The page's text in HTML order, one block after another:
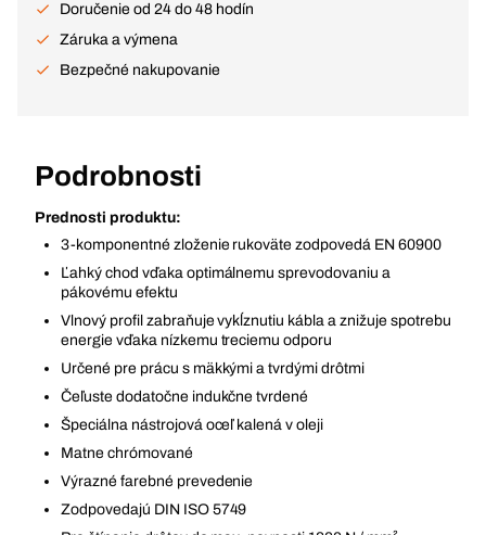
Doručenie od 24 do 48 hodín
Záruka a výmena
Bezpečné nakupovanie
Podrobnosti
Prednosti produktu:
3-komponentné zloženie rukoväte zodpovedá EN 60900
Ľahký chod vďaka optimálnemu sprevodovaniu a
pákovému efektu
Vlnový profil zabraňuje vykĺznutiu kábla a znižuje spotrebu
energie vďaka nízkemu treciemu odporu
Určené pre prácu s mäkkými a tvrdými drôtmi
Čeľuste dodatočne indukčne tvrdené
Špeciálna nástrojová oceľ kalená v oleji
Matne chrómované
Výrazné farebné prevedenie
Zodpovedajú DIN ISO 5749